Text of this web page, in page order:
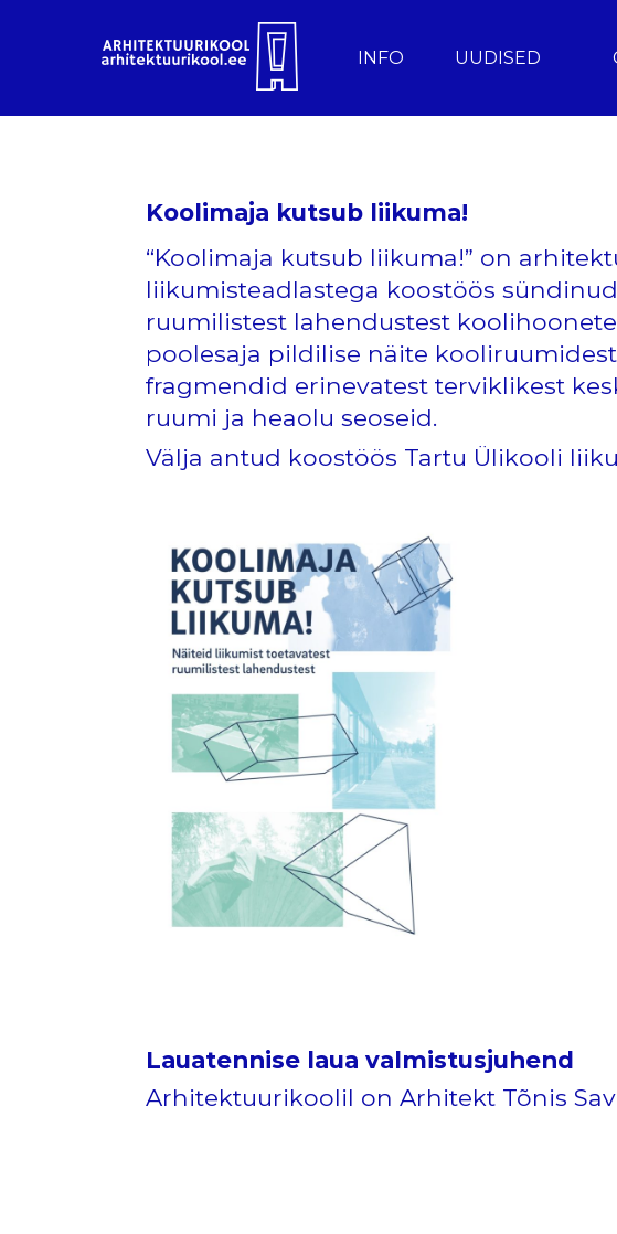
INFO UUDISED
Koolimaja kutsub liikuma!
“Koolimaja kutsub liikuma!” on
liikumisteadlastega koostöös
ruumilistest lahendustest
poolesaja pildilise näite
fragmendid erinevatest terviklikest
ruumi ja heaolu seoseid.
Välja antud koostöös Tartu Ülikooli
Lauatennise laua valmistusjuhend
Arhitektuurikoolil on Arhitekt Tõnis